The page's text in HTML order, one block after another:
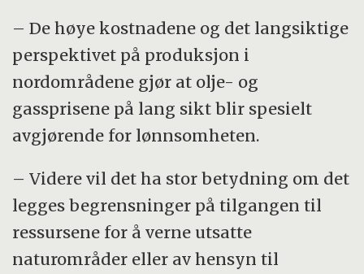
– De høye kostnadene og det langsiktige
perspektivet på produksjon i
nordområdene gjør at olje- og
gassprisene på lang sikt blir spesielt
avgjørende for lønnsomheten.
– Videre vil det ha stor betydning om det
legges begrensninger på tilgangen til
ressursene for å verne utsatte
naturområder eller av hensyn til